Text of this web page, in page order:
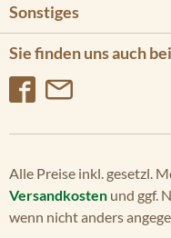
lb/
12
V/
va
Po
we
Sie finden uns auch
Sonstiges
Alle Preise inkl. gesetzl.
Versandkosten und ggf.
wenn nicht anders